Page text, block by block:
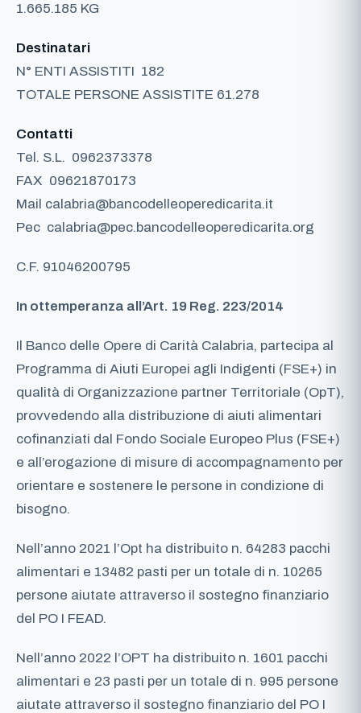
1.665.185 KG
Destinatari
N° ENTI ASSISTITI 182
TOTALE PERSONE ASSISTITE 61.278
Contatti
Tel. S.L. 0962373378
FAX 09621870173
Mail calabria@bancodelleoperedicarita.it
Pec calabria@pec.bancodelleoperedicarita.org
C.F. 91046200795
In ottemperanza all’Art. 19 Reg. 223/2014
Il Banco delle Opere di Carità Calabria, partecipa al
Programma di Aiuti Europei agli Indigenti (FSE+) in
qualità di Organizzazione partner Territoriale (OpT),
provvedendo alla distribuzione di aiuti alimentari
cofinanziati dal Fondo Sociale Europeo Plus (FSE+)
e all’erogazione di misure di accompagnamento per
orientare e sostenere le persone in condizione di
bisogno.
Nell’anno 2021 l’Opt ha distribuito n. 64283 pacchi
alimentari e 13482 pasti per un totale di n. 10265
persone aiutate attraverso il sostegno finanziario
del PO I FEAD.
Nell’anno 2022 l’OPT ha distribuito n. 1601 pacchi
alimentari e 23 pasti per un totale di n. 995 persone
aiutate attraverso il sostegno finanziario del PO I